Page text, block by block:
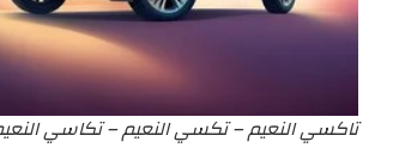
تاكسي النعيم – تكسي النعيم – تكاسي